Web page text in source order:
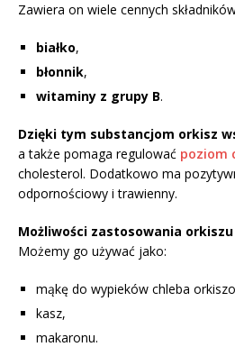
Zawiera on wiele cennych
białko,
błonnik,
witaminy z grupy B.
Dzięki tym substancjom orkisz
a także pomaga regulować poziom
cholesterol. Dodatkowo ma
odpornościowy i trawienny.
Możliwości zastosowania orkiszu
Możemy go używać jako:
mąkę do wypieków chleba
kasz,
makaronu.